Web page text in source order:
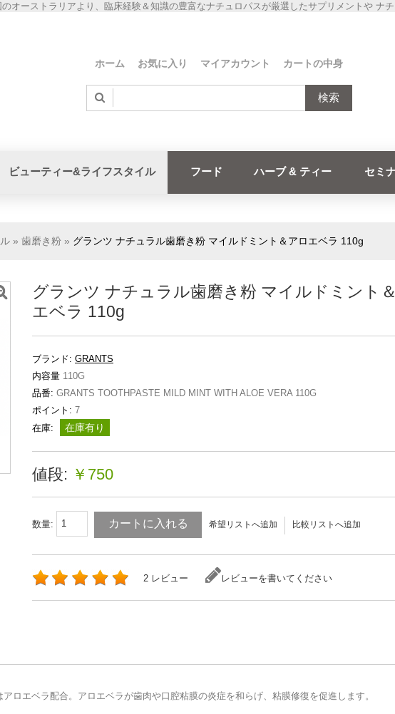
オーストラリアより、臨床経験＆知識の豊富なナチュロパスが厳選したサプリメントや ナ
ホーム お気に入り マイアカウント カートの中身
検索
ビューティー&ライフスタイル フード ハーブ & ティー セミ
» 歯磨き粉 » グランツ ナチュラル歯磨き粉 マイルドミント＆アロエベラ 110g
グランツ ナチュラル歯磨き粉 マイルドミント
エベラ 110g
ブランド: GRANTS
内容量 110G
品番: GRANTS TOOTHPASTE MILD MINT WITH ALOE VERA 110G
ポイント: 7
在庫:
在庫有り
値段: ￥750
数量: カートに入れる 希望リストへ追加 比較リストへ追加
2 レビュー レビューを書いてください
ロエベラ配合。アロエベラが歯肉や口腔粘膜の炎症を和らげ、粘膜修復を促進します。